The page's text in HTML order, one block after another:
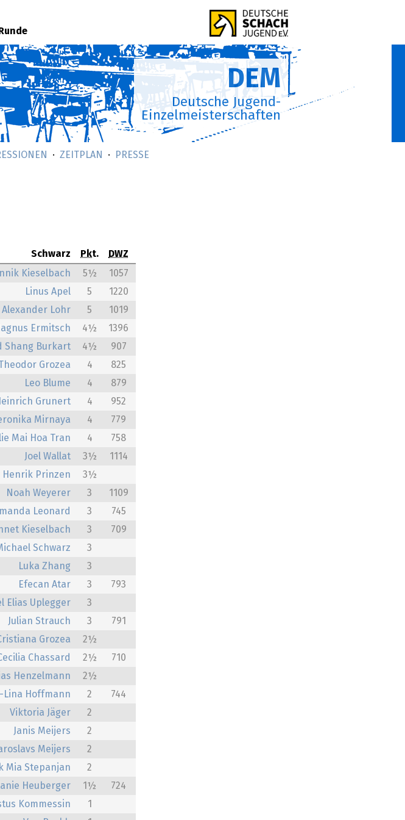
DEM
Deutsche Jugend-
Einzelmeisterschaften
ZEITPLAN PRESSE
Schwarz Pkt.
DWZ
Kieselbach 5½
1057
Linus Apel 5
1220
Alexander Lohr 5
1019
Ermitsch 4½
1396
Shang Burkart 4½
907
Grozea 4
825
Leo Blume 4
879
Grunert 4
952
Mirnaya 4
779
Mai Hoa Tran 4
758
Joel Wallat 3½
1114
Henrik Prinzen
3½
Noah Weyerer 3
1109
Leonard 3
745
Kieselbach 3
709
Schwarz
3
Luka Zhang
3
Efecan Atar 3
793
Elias Uplegger
3
Julian Strauch 3
791
Grozea
2½
Chassard 2½
710
Henzelmann
2½
Lina Hoffmann 2
744
Viktoria Jäger
2
Janis Meijers
2
Meijers
2
Mia Stepanjan
2
Heuberger 1½
724
Kommessin
1